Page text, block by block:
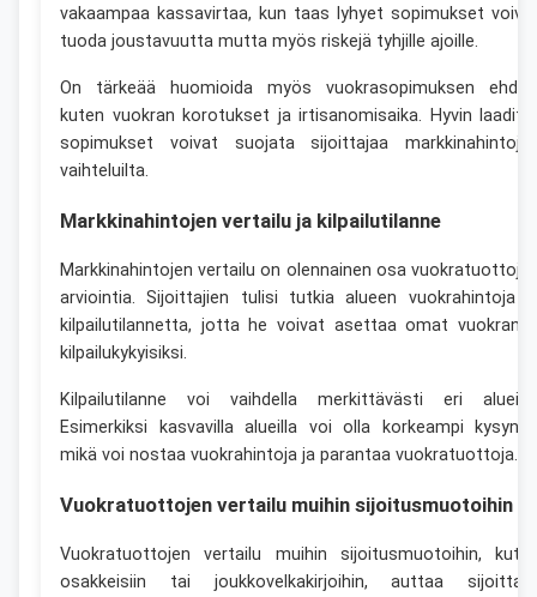
vakaampaa kassavirtaa, kun taas lyhyet sopimukset
tuoda joustavuutta mutta myös riskejä tyhjille ajoille.
On tärkeää huomioida myös vuokrasopimuksen
kuten vuokran korotukset ja irtisanomisaika. Hyvin
sopimukset voivat suojata sijoittajaa
vaihteluilta.
Markkinahintojen vertailu ja kilpailutilanne
Markkinahintojen vertailu on olennainen osa
arviointia. Sijoittajien tulisi tutkia alueen vuokrahintoja
kilpailutilannetta, jotta he voivat asettaa omat
kilpailukykyisiksi.
Kilpailutilanne voi vaihdella merkittävästi eri
Esimerkiksi kasvavilla alueilla voi olla korkeampi
mikä voi nostaa vuokrahintoja ja parantaa vuokratuottoja.
Vuokratuottojen vertailu muihin sijoitusmuotoihin
Vuokratuottojen vertailu muihin sijoitusmuotoihin,
osakkeisiin tai joukkovelkakirjoihin, auttaa